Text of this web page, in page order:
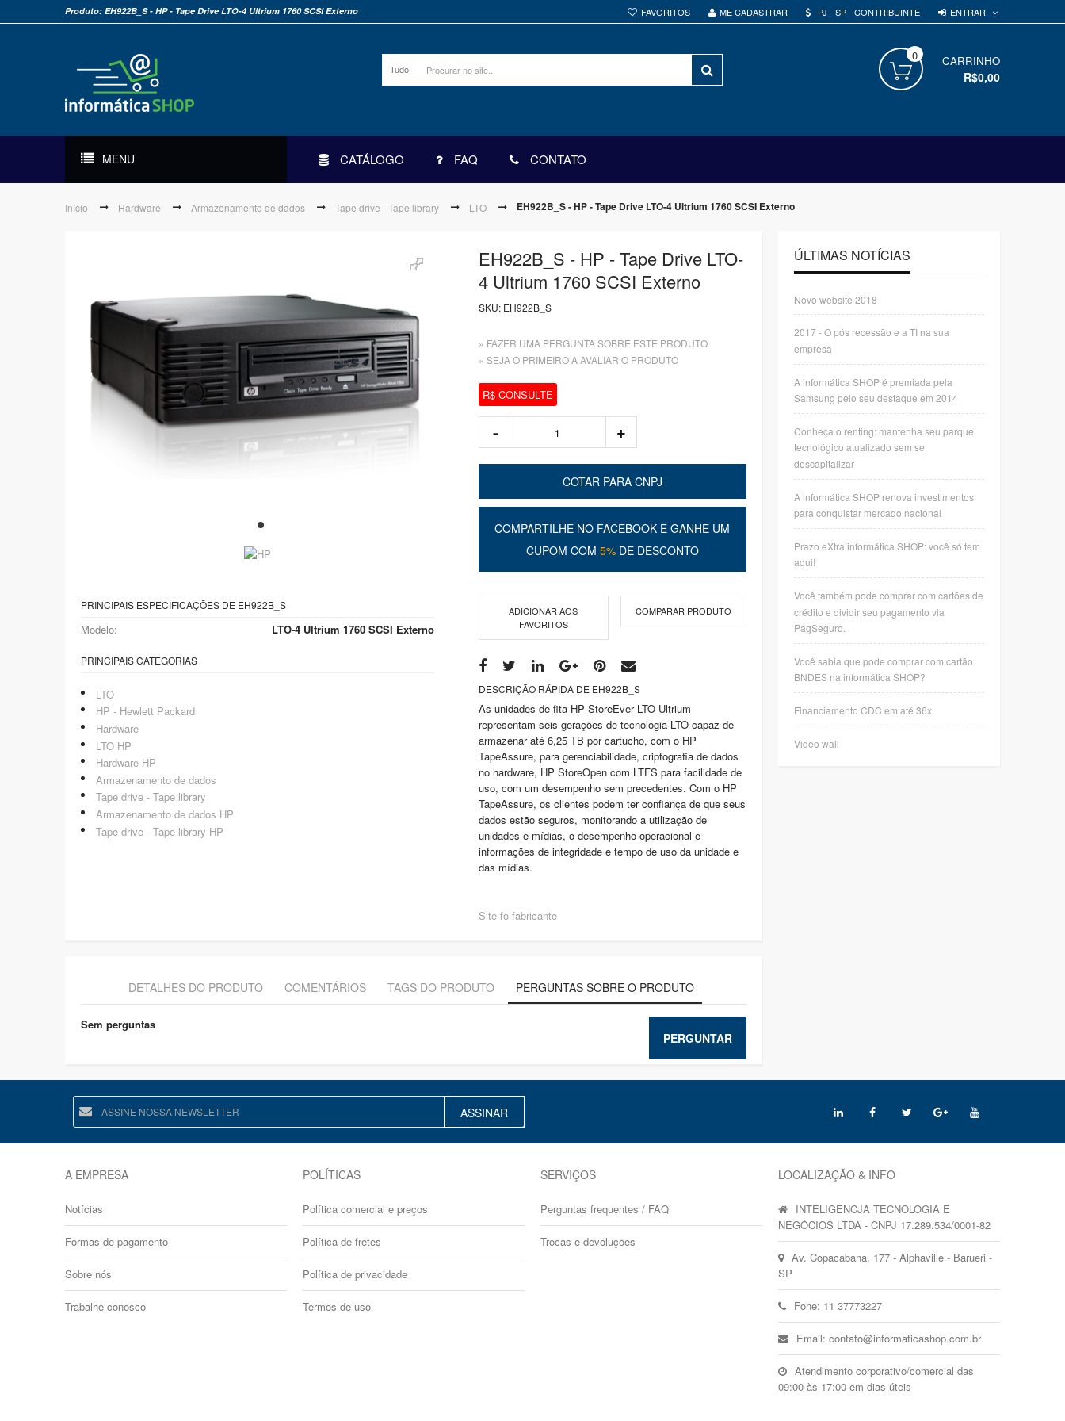
FAVORITOS ME CADASTRAR PJ - SP - CONTRIBUINTE ENTRAR
Produto: EH922B_S - HP - Tape Drive LTO-4 Ultrium 1760 SCSI Externo
Tudo
CARRINHO
0
R$0,00
MENU CATÁLOGO FAQ CONTATO
Início Hardware Armazenamento de dados Tape drive - Tape library LTO EH922B_S - HP - Tape Drive LTO-4 Ultrium 1760 SCSI Externo
PRINCIPAIS ESPECIFICAÇÕES DE EH922B_S
Modelo: LTO-4 Ultrium 1760 SCSI Externo
PRINCIPAIS CATEGORIAS
LTO
HP - Hewlett Packard
Hardware
LTO HP
Hardware HP
Armazenamento de dados
Tape drive - Tape library
Armazenamento de dados HP
Tape drive - Tape library HP
EH922B_S - HP - Tape Drive LTO-
4 Ultrium 1760 SCSI Externo
SKU: EH922B_S
» FAZER UMA PERGUNTA SOBRE ESTE PRODUTO
» SEJA O PRIMEIRO A AVALIAR O PRODUTO
R$ CONSULTE
COTAR PARA CNPJ
COMPARTILHE NO FACEBOOK E GANHE UM
CUPOM COM 5%DE DESCONTO
ADICIONAR AOS
FAVORITOS
COMPARAR PRODUTO
DESCRIÇÃO RÁPIDA DE EH922B_S
As unidades de fita HP StoreEver LTO Ultrium
representam seis gerações de tecnologia LTO capaz de
armazenar até 6,25 TB por cartucho, com o HP
TapeAssure, para gerenciabilidade, criptografia de dados
no hardware, HP StoreOpen com LTFS para facilidade de
uso, com um desempenho sem precedentes. Com o HP
TapeAssure, os clientes podem ter confiança de que seus
dados estão seguros, monitorando a utilização de
unidades e mídias, o desempenho operacional e
informações de integridade e tempo de uso da unidade e
das mídias.
Site fo fabricante
DETALHES DO PRODUTO COMENTÁRIOS TAGS DO PRODUTO PERGUNTAS SOBRE O PRODUTO
PERGUNTAR
Sem perguntas
ÚLTIMAS NOTÍCIAS
Novo website 2018
2017 - O pós recessão e a TI na sua
empresa
A informática SHOP é premiada pela
Samsung pelo seu destaque em 2014
Conheça o renting: mantenha seu parque
tecnológico atualizado sem se
descapitalizar
A informática SHOP renova investimentos
para conquistar mercado nacional
Prazo eXtra informática SHOP: você só tem
aqui!
Você também pode comprar com cartões de
crédito e dividir seu pagamento via
PagSeguro.
Você sabia que pode comprar com cartão
BNDES na informática SHOP?
Financiamento CDC em até 36x
Video wall
ASSINAR
A EMPRESA
Notícias
Formas de pagamento
Sobre nós
Trabalhe conosco
POLÍTICAS
Política comercial e preços
Política de fretes
Política de privacidade
Termos de uso
SERVIÇOS
Perguntas frequentes / FAQ
Trocas e devoluções
LOCALIZAÇÃO & INFO
INTELIGENCJA TECNOLOGIA E
NEGÓCIOS LTDA - CNPJ 17.289.534/0001-82
Av. Copacabana, 177 - Alphaville - Barueri -
SP
Fone: 11 37773227
Email: contato@informaticashop.com.br
Atendimento corporativo/comercial das
09:00 às 17:00 em dias úteis